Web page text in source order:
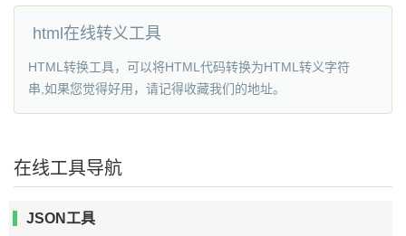
html在线转义工具
HTML转换工具，可以将HTML代码转换为HTML转义字符
串,如果您觉得好用，请记得收藏我们的地址。
在线工具导航
JSON工具